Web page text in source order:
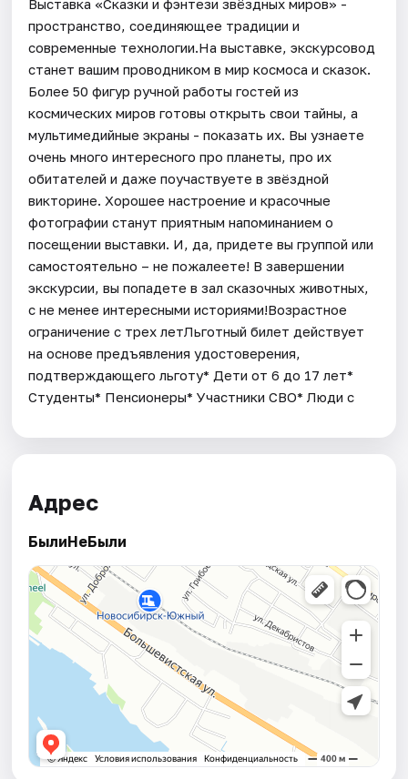
Выставка «Сказки и фэнтези звёздных миров» -
пространство, соединяющее традиции и
современные технологии.На выставке, экскурсовод
станет вашим проводником в мир космоса и сказок.
Более 50 фигур ручной работы гостей из
космических миров готовы открыть свои тайны, а
мультимедийные экраны - показать их. Вы узнаете
очень много интересного про планеты, про их
обитателей и даже поучаствуете в звёздной
викторине. Хорошее настроение и красочные
фотографии станут приятным напоминанием о
посещении выставки. И, да, придете вы группой или
самостоятельно – не пожалеете! В завершении
экскурсии, вы попадете в зал сказочных животных,
с не менее интересными историями!Возрастное
ограничение с трех летЛьготный билет действует
на основе предъявления удостоверения,
подтверждающего льготу* Дети от 6 до 17 лет*
Студенты* Пенсионеры* Участники СВО* Люди с
Адрес
БылиНеБыли